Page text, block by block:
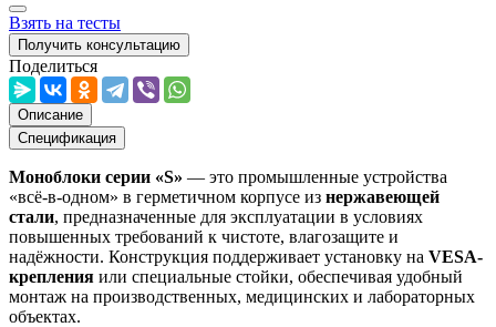
Взять на тесты
Получить консультацию
Поделиться
Описание
Спецификация
Моноблоки серии «S» — это промышленные устройства
«всё-в-одном» в герметичном корпусе из нержавеющей
стали, предназначенные для эксплуатации в условиях
повышенных требований к чистоте, влагозащите и
надёжности. Конструкция поддерживает установку на VESA-
крепления или специальные стойки, обеспечивая удобный
монтаж на производственных, медицинских и лабораторных
объектах.